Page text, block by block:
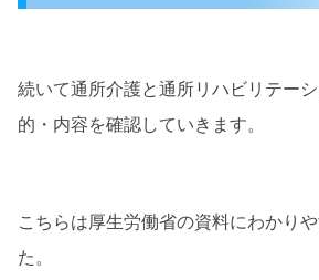
続いて通所介護と通所リハビリテー
的・内容を確認していきます。
こちらは厚生労働省の資料にわかり
た。